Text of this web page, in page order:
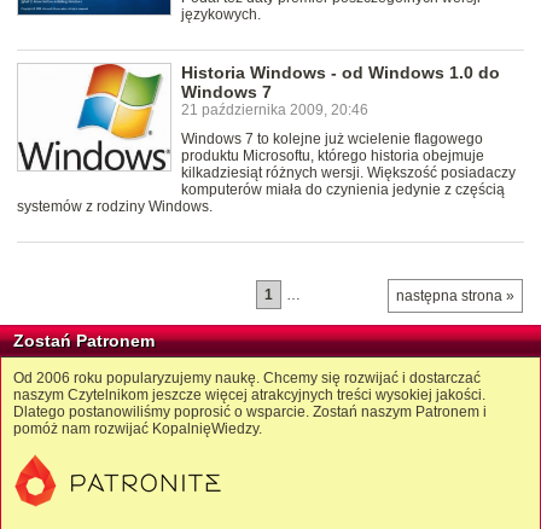
językowych.
Historia Windows - od Windows 1.0 do
Windows 7
21 października 2009, 20:46
Windows 7 to kolejne już wcielenie flagowego
produktu Microsoftu, którego historia obejmuje
kilkadziesiąt różnych wersji. Większość posiadaczy
komputerów miała do czynienia jedynie z częścią
systemów z rodziny Windows.
następna strona »
1
Zostań Patronem
Od 2006 roku popularyzujemy naukę. Chcemy się rozwijać i dostarczać
naszym Czytelnikom jeszcze więcej atrakcyjnych treści wysokiej jakości.
Dlatego postanowiliśmy poprosić o wsparcie. Zostań naszym Patronem i
pomóż nam rozwijać KopalnięWiedzy.